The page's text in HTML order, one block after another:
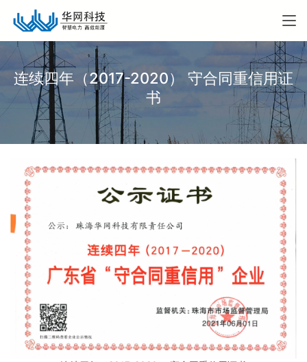
连续四年（2017-2020） 守合同重信用证
书